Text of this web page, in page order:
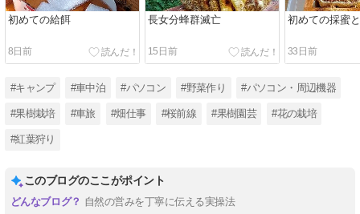
初めての給餌
8日前
長女分蜂群滅亡
15日前
初めての採蜜
33日前
#キャンプ #車中泊 #パソコン #野菜作り #パソコン・周辺機器
#果樹栽培 #車旅 #畑仕事 #桜前線 #果樹園芸 #花の栽培
#紅葉狩り
このブログのここがポイント
自然の営みを丁寧に伝える実操法